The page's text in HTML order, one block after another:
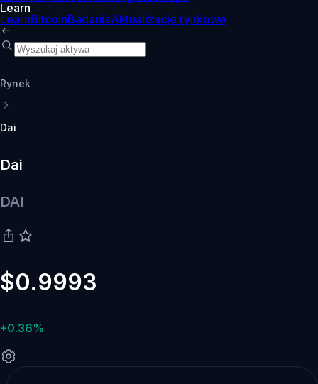
Learn
LearnBitcoinBadaniaAktualizacje rynkowe
Rynek
Dai
Dai
DAI
$0.9993
+0.36%